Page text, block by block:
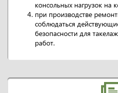
консольных нагрузок на
при производстве
соблюдаться
безопасности для
работ.